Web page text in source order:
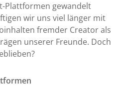
Plattformen gewandelt
wir uns viel länger mit
fremder Creator als
unserer Freunde. Doch